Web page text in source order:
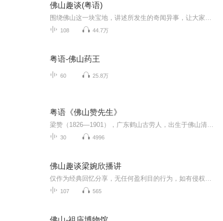
佛山趣谈(粤语)
108 44.7万
粤语-佛山药王
60 25.8万
粤语《佛山赞先生》
30 4996
佛山趣谈梁婉欣播讲
107 565